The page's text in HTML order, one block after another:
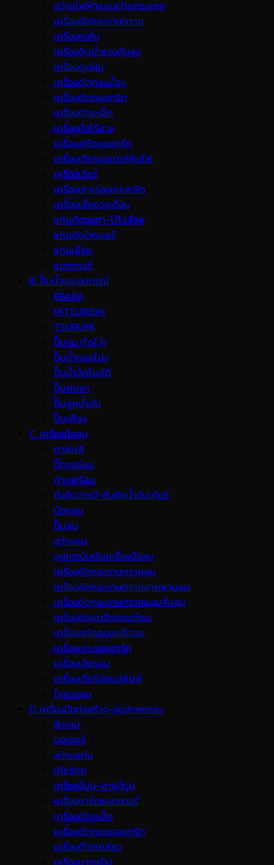
สว่านไฟฟ้าและสว่านกระแทก
เครื่องขัดกระดาษทราย
เครื่องคอริ่ง
เครื่องฉีดน้ำแรงดันสูง
เครื่องดูดฝุ่น
เครื่องตัดกระเบื้อง
เครื่องตัดคอนกรีต
เครื่องตัดเหล็ก
เครื่องมือไร้สาย
เครื่องสกัดคอนกรีต
เครื่องเจียรมอเตอร์หินไฟ
เครื่องเจียร์
เครื่องเซาะร่องคอนกรีต
เครื่องเลื่อยวงเดือน
แท่นตัดองศา-โต๊ะเลื่อย
แท่นตัดไฟเบอร์
แท่นเลื่อย
แบตเตอรี่
B. ปั๊มน้ำและอุปกรณ์
EBARA
MITSUBISHI
TSURUMI
ปั๊มจุ่ม (ไดโว่)
ปั๊มน้ำหอยโข่ง
ปั๊มน้ำอัตโนมัติ
ปั๊มพ่นยา
ปั๊มสูบน้ำมัน
ปั๊มเฟือง
C. เครื่องมือลม
กาพ่นสี
จิ๊กซอร์ลม
ด้ามฟรีลม
ถังอัดจารบี-ถังอัดน้ำมันเกียร์
บ๊อกลม
ปั๊มลม
สว่านลม
อุปกรณ์เสริมเครื่องมือลม
เครื่องขัดกระดาษทรายลม
เครื่องขัดกระดาษทรายสายพานลม
เครื่องขัดกระดาษทรายแบบสั่นลม
เครื่องขัดเงาสีรถยนต์ลม
เครื่องสกัดคอนกรีตลม
เครื่องเจาะรอยอาร์ค
เครื่องเจียรลม
เครื่องเจียร์นัยแม่พิมพ์
ไขควงลม
D. เครื่องมือก่อสร้าง-อุตสาหกรรม
พ้ดลม
มอเตอร์
สว่านแท่น
เกียร์ทด
เครื่องจี้ปูน-สายจี้ปูน
เครื่องชาร์ตแบตเตอรี่
เครื่องดัดเหล็ก
เครื่องตัดถนนคอนกรีต
เครื่องต๊าปเกลียว
เครื่องบากแป๊ป